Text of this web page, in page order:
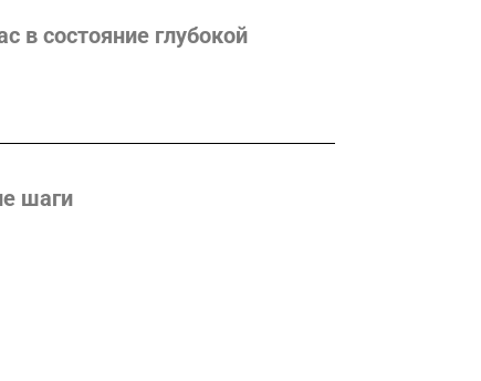
в состояние глубокой
шаги